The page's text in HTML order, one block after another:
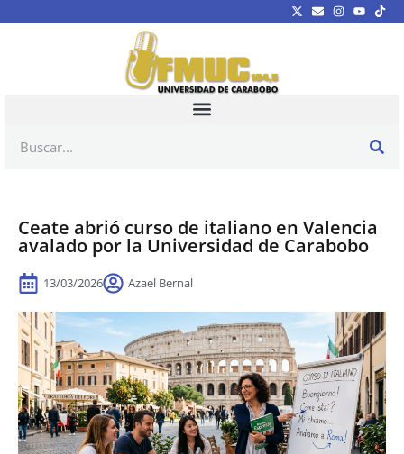
Ceate abrió curso de italiano en Valencia
avalado por la Universidad de Carabobo
13/03/2026 Azael Bernal